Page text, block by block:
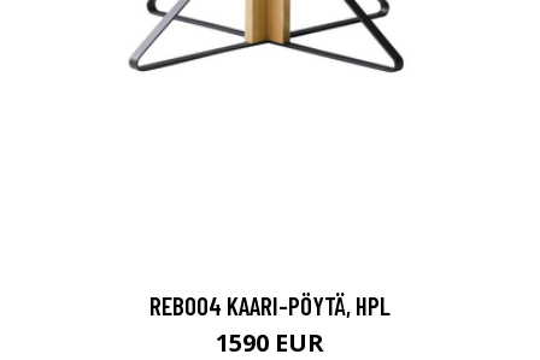
REB004 KAARI-PÖYTÄ, HPL
1590 EUR